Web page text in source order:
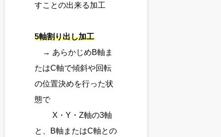
すことの出来る加工
5軸割り出し加工
→ あらかじめB軸ま
たはC軸で傾斜や回転
の位置決めを行った状
態で
X・Y・Z軸の3軸
と、B軸またはC軸との